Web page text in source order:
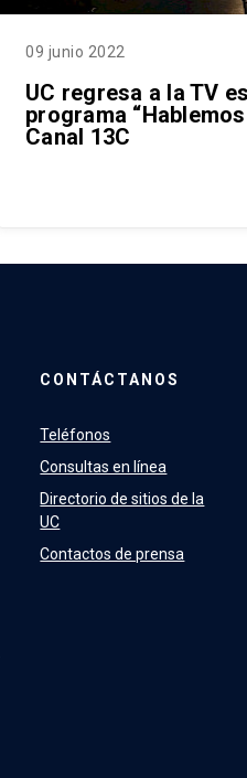
09 junio 2022
UC regresa a la TV
programa
Canal 13C
CONTÁCTANOS
Teléfonos
Consultas en línea
Directorio de sitios de la
UC
Contactos de prensa